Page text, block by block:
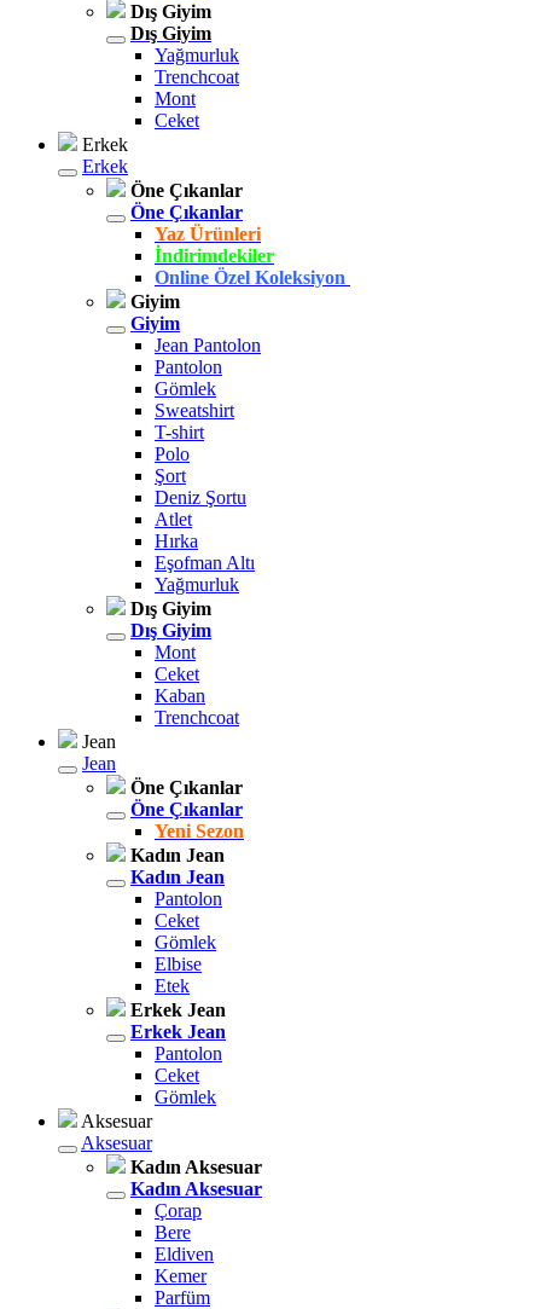
Dış Giyim
Dış Giyim
Yağmurluk
Trenchcoat
Mont
Ceket
Erkek
Erkek
Öne Çıkanlar
Öne Çıkanlar
Yaz Ürünleri
İndirimdekiler
Online Özel Koleksiyon
Giyim
Giyim
Jean Pantolon
Pantolon
Gömlek
Sweatshirt
T-shirt
Polo
Şort
Deniz Şortu
Atlet
Hırka
Eşofman Altı
Yağmurluk
Dış Giyim
Dış Giyim
Mont
Ceket
Kaban
Trenchcoat
Jean
Jean
Öne Çıkanlar
Öne Çıkanlar
Yeni Sezon
Kadın Jean
Kadın Jean
Pantolon
Ceket
Gömlek
Elbise
Etek
Erkek Jean
Erkek Jean
Pantolon
Ceket
Gömlek
Aksesuar
Aksesuar
Kadın Aksesuar
Kadın Aksesuar
Çorap
Bere
Eldiven
Kemer
Parfüm